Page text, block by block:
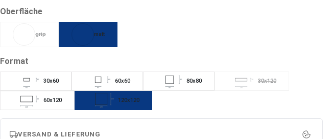
Oberflächeauswählen
grip matt
Format
60
30 30x60
60
60x60 80x80
120
30x120
120
60x120
120
120 120x120
VERSAND & LIEFERUNG